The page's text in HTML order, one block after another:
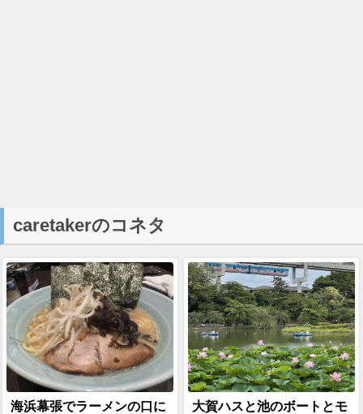
caretakerのコネタ
海浜幕張でラーメンの口に
大賀ハスと池のボートとモ